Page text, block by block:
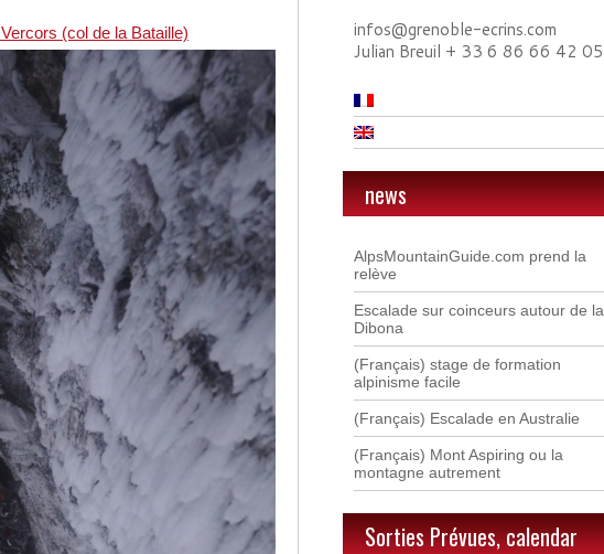
(col de la Bataille)
infos@grenoble-ecrins.com
Julian Breuil + 33 6 86 66 42 05
news
AlpsMountainGuide.com prend la
relève
Escalade sur coinceurs autour de la
Dibona
(Français) stage de formation
alpinisme facile
(Français) Escalade en Australie
(Français) Mont Aspiring ou la
montagne autrement
Sorties Prévues, calendar